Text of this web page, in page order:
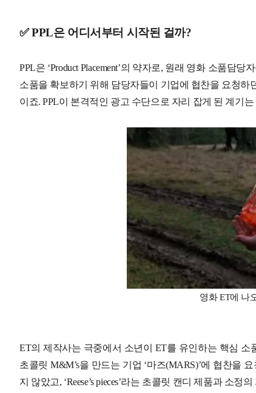
✅ PPL은 어디서부터 시작된 걸까?
PPL은 ‘Product Placement’의 약자로, 원래 영화 소품담
소품을 확보하기 위해 담당자들이 기업에 협찬을 요청
이죠. PPL이 본격적인 광고 수단으로 자리 잡게 된 계기
영화 ET에 나
ET의 제작사는 극중에서 소년이 ET를 유인하는 핵심
초콜릿 M&M’s을 만드는 기업 ‘마즈(MARS)’에 협찬을
지 않았고, ‘Reese’s pieces’라는 초콜릿 캔디 제품과 소정